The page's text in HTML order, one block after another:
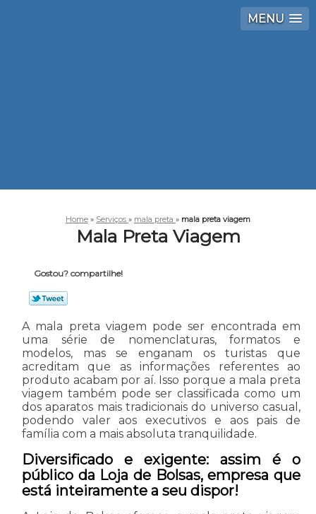
MENU
Home » Serviços » mala preta » mala preta viagem
Mala Preta Viagem
Gostou? compartilhe!
A mala preta viagem pode ser encontrada em
uma série de nomenclaturas, formatos e
modelos, mas se enganam os turistas que
acreditam que as informações referentes ao
produto acabam por aí. Isso porque a mala preta
viagem também pode ser classificada como um
dos aparatos mais tradicionais do universo casual,
podendo valer aos executivos e aos pais de
família com a mais absoluta tranquilidade.
Diversificado e exigente: assim é o
público da Loja de Bolsas, empresa que
está inteiramente a seu dispor!